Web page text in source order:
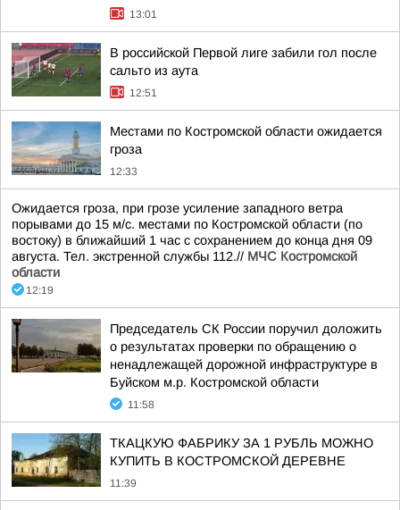
13:01
В российской Первой лиге забили гол после
сальто из аута
12:51
Местами по Костромской области ожидается
гроза
12:33
Ожидается гроза, при грозе усиление западного ветра
порывами до 15 м/с. местами по Костромской области (по
востоку) в ближайший 1 час с сохранением до конца дня 09
августа. Тел. экстренной службы 112.// МЧС Костромской
области
12:19
Председатель СК России поручил доложить
о результатах проверки по обращению о
ненадлежащей дорожной инфраструктуре в
Буйском м.р. Костромской области
11:58
ТКАЦКУЮ ФАБРИКУ ЗА 1 РУБЛЬ МОЖНО
КУПИТЬ В КОСТРОМСКОЙ ДЕРЕВНЕ
11:39